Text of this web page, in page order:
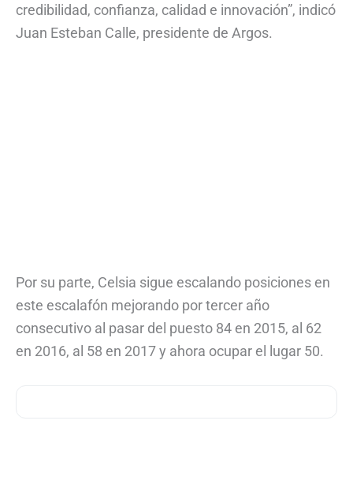
credibilidad, confianza, calidad e innovación”, indicó
Juan Esteban Calle, presidente de Argos.
Por su parte, Celsia sigue escalando posiciones en
este escalafón mejorando por tercer año
consecutivo al pasar del puesto 84 en 2015, al 62
en 2016, al 58 en 2017 y ahora ocupar el lugar 50.